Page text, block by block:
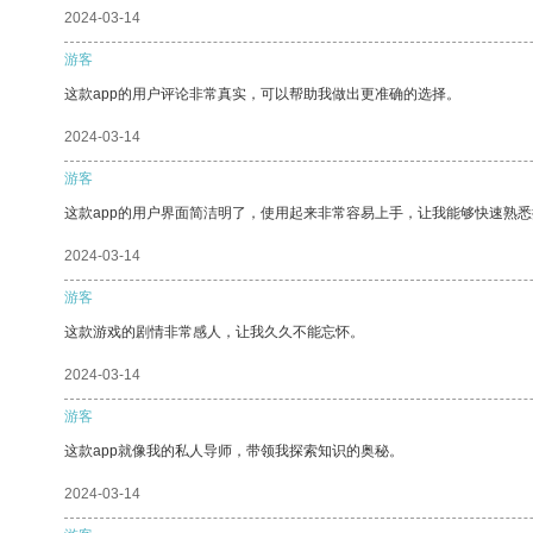
2024-03-14
游客
这款app的用户评论非常真实，可以帮助我做出更准确的选择。
2024-03-14
游客
这款app的用户界面简洁明了，使用起来非常容易上手，让我能够快速熟
2024-03-14
游客
这款游戏的剧情非常感人，让我久久不能忘怀。
2024-03-14
游客
这款app就像我的私人导师，带领我探索知识的奥秘。
2024-03-14